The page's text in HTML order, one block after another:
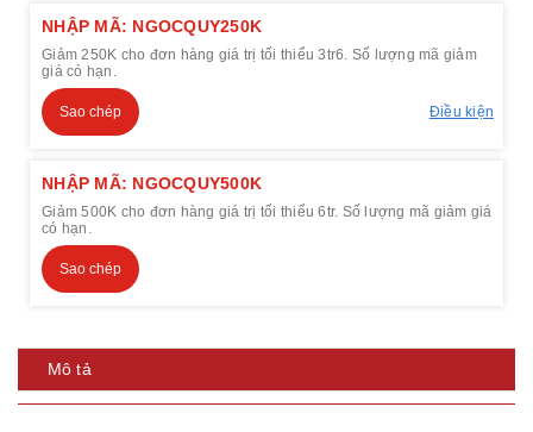
NHẬP MÃ: NGOCQUY250K
Giảm 250K cho đơn hàng giá trị tối thiểu 3tr6. Số lượng mã giảm
giá có hạn.
Sao chép Điều kiện
NHẬP MÃ: NGOCQUY500K
Giảm 500K cho đơn hàng giá trị tối thiểu 6tr. Số lượng mã giảm giá
có hạn.
Sao chép
Mô tả